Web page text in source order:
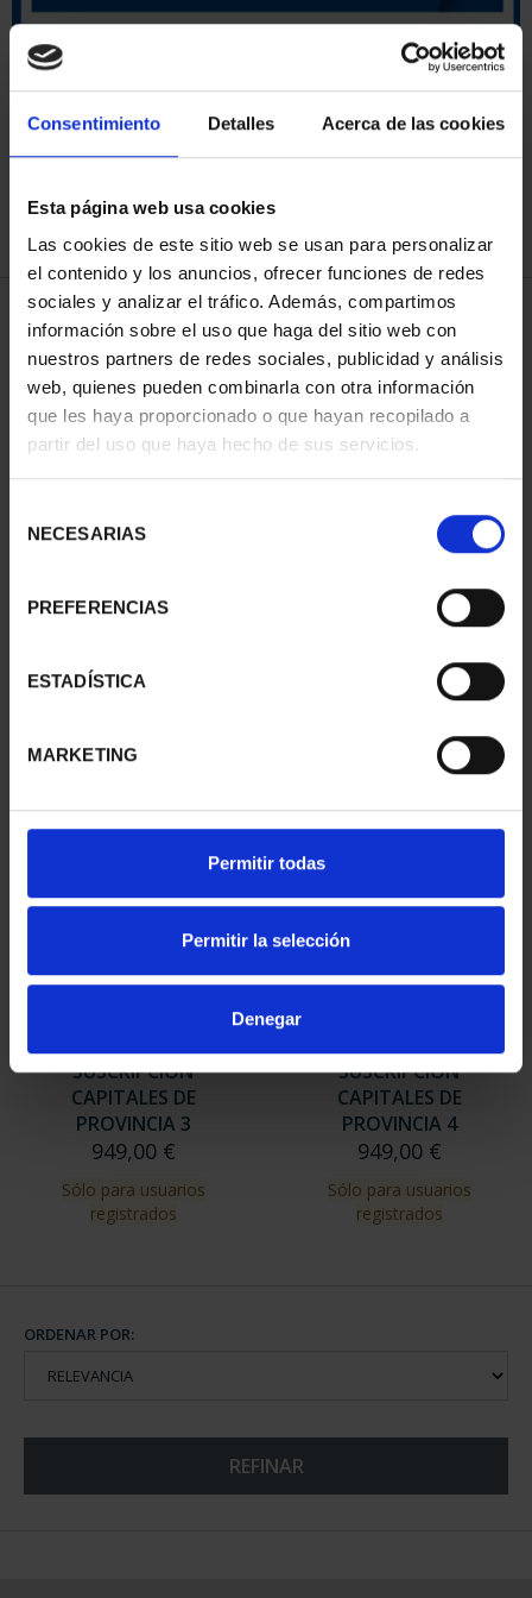
Consentimiento Detalles Acerca de las cookies
Esta página web usa cookies
Las cookies de este sitio web se usan para personalizar
el contenido y los anuncios, ofrecer funciones de redes
sociales y analizar el tráfico. Además, compartimos
información sobre el uso que haga del sitio web con
nuestros partners de redes sociales, publicidad y análisis
web, quienes pueden combinarla con otra información
que les haya proporcionado o que hayan recopilado a
partir del uso que haya hecho de sus servicios.
NECESARIAS
PREFERENCIAS
ESTADÍSTICA
MARKETING
Permitir todas
Permitir la selección
Denegar
REFINAR
4 Productos encontrados
PROVINCIA 1
Sólo para usuarios
SUSCRIPCIÓN
CAPITALES DE
PROVINCIA 2
Sólo para usuarios
registrados
SUSCRIPCIÓN
CAPITALES DE
PROVINCIA 3
949,00 €
Sólo para usuarios
registrados
SUSCRIPCIÓN
CAPITALES DE
PROVINCIA 4
949,00 €
Sólo para usuarios
registrados
ORDENAR POR:
REFINAR